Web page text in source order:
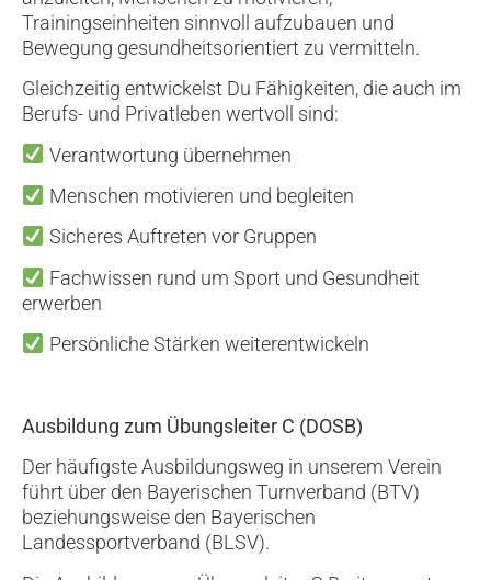
Trainingseinheiten sinnvoll aufzubauen und
Bewegung gesundheitsorientiert zu vermitteln.
Gleichzeitig entwickelst Du Fähigkeiten, die auch im
Berufs- und Privatleben wertvoll sind:
Verantwortung übernehmen
Menschen motivieren und begleiten
Sicheres Auftreten vor Gruppen
Fachwissen rund um Sport und Gesundheit
erwerben
Persönliche Stärken weiterentwickeln
Ausbildung zum Übungsleiter C (DOSB)
Der häufigste Ausbildungsweg in unserem Verein
führt über den Bayerischen Turnverband (BTV)
beziehungsweise den Bayerischen
Landessportverband (BLSV).